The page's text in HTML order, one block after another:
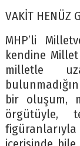
VAKİT HENÜZ
MHP’li
kendine
milletle
bir oluşum,
örgütüyle,
figüranlarıyla